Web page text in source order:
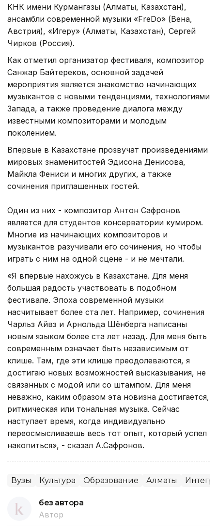
КНК имени Курмангазы (Алматы, Казахстан),
ансамбли современной музыки «FreDo» (Вена,
Австрия), «Игеру» (Алматы, Казахстан), Сергей
Чирков (Россия).
Как отметил организатор фестиваля, композитор
Санжар Байтереков, основной задачей
мероприятия является знакомство начинающих
музыкантов с новыми тенденциями, технологиями
Запада, а также проведение диалога между
известными композиторами и молодым
поколением.
Впервые в Казахстане прозвучат произведениями
мировых знаменитостей Эдисона Денисова,
Майкла Фениси и многих других, а также
сочинения приглашенных гостей.
Один из них - композитор Антон Сафронов
является для студентов консерватории кумиром.
Многие из начинающих композиторов и
музыкантов разучивали его сочинения, но чтобы
играть с ним на одной сцене - и не мечтали.
«Я впервые нахожусь в Казахстане. Для меня
большая радость участвовать в подобном
фестивале. Эпоха современной музыки
насчитывает более ста лет. Например, сочинения
Чарльз Айвз и Арнольда Шёнберга написаны
новым языком более ста лет назад. Для меня быть
современным означает быть независимым от
клише. Там, где эти клише преодолеваются, я
достигаю новых возможностей высказывания, не
связанных с модой или со штампом. Для меня
неважно, каким образом эта новизна достигается,
ритмическая или тональная музыка. Сейчас
наступает время, когда индивидуально
переосмысливаешь весь тот опыт, который успел
накопиться», - сказал А.Сафронов.
Вузы Культура Образование Алматы
без автора
Автор